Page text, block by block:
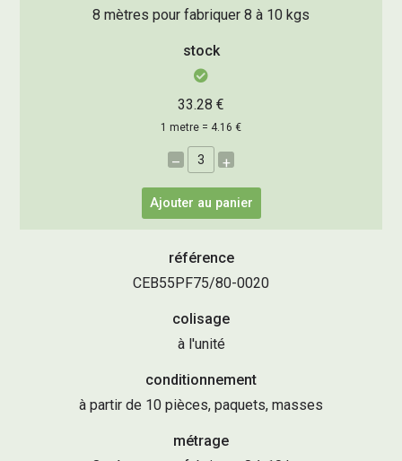
8 mètres pour fabriquer 8 à 10 kgs
stock
33.28 €
1 metre = 4.16 €
– +
Ajouter au panier
référence
CEB55PF75/80-0020
colisage
à l'unité
conditionnement
à partir de 10 pièces, paquets, masses
métrage